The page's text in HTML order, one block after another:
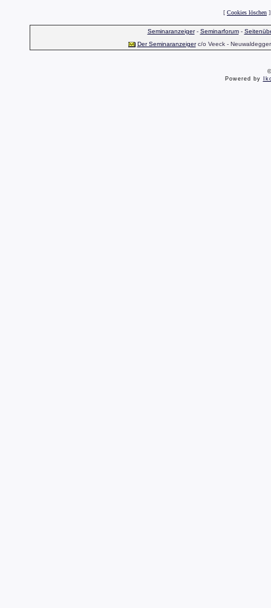
[ Cookies löschen
Seminaranzeiger- Seminarforum-
Der Seminaranzeigerc/o Veeck -
Powered by